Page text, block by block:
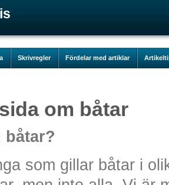
Skrivregler Fördelar med artiklar
om båtar
båtar?
som gillar båtar i